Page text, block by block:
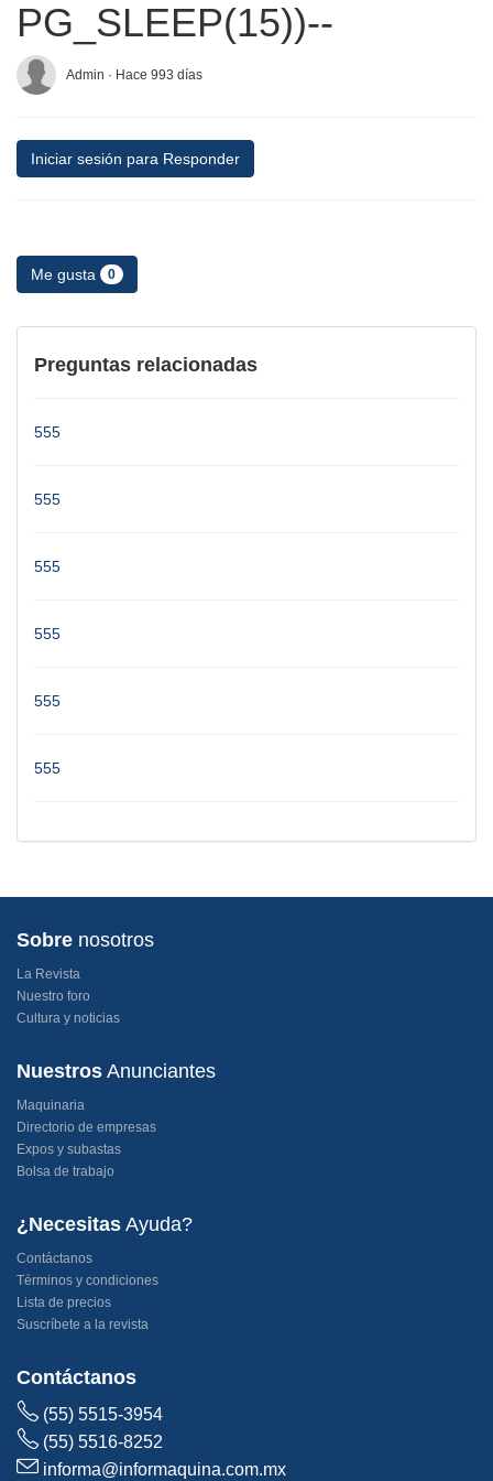
PG_SLEEP(15))--
Admin · Hace 993 días
Iniciar sesión para Responder
Me gusta 0
Preguntas relacionadas
555
555
555
555
555
555
Sobre nosotros
La Revista
Nuestro foro
Cultura y noticias
Nuestros Anunciantes
Maquinaria
Directorio de empresas
Expos y subastas
Bolsa de trabajo
¿Necesitas Ayuda?
Contáctanos
Términos y condiciones
Lista de precios
Suscríbete a la revista
Contáctanos
(55) 5515-3954
(55) 5516-8252
informa@informaquina.com.mx